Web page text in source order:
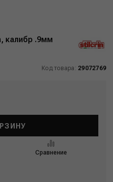
калибр .9мм
Код товара: 29072769
Сравнение